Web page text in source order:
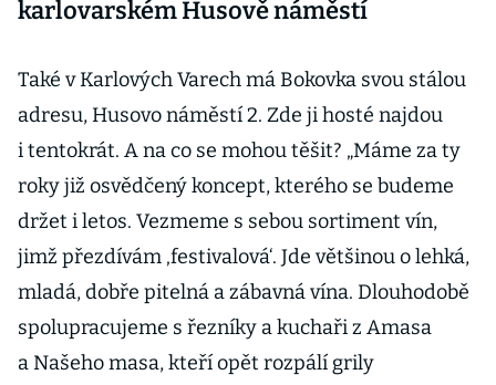
karlovarském Husově náměstí
Také v Karlových Varech má Bokovka svou stálou
adresu, Husovo náměstí 2. Zde ji hosté najdou
i tentokrát. A na co se mohou těšit? „Máme za ty
roky již osvědčený koncept, kterého se budeme
držet i letos. Vezmeme s sebou sortiment vín,
jimž přezdívám ‚festivalová‘. Jde většinou o lehká,
mladá, dobře pitelná a zábavná vína. Dlouhodobě
spolupracujeme s řezníky a kuchaři z Amasa
a Našeho masa, kteří opět rozpálí grily